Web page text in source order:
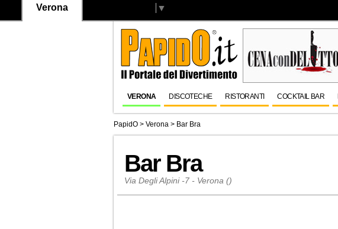
Verona ▼
VERONA DISCOTECHE RISTORANTI COCKTAIL BAR
PapidO > Verona > Bar Bra
Bar Bra
Via Degli Alpini -7 - Verona ()